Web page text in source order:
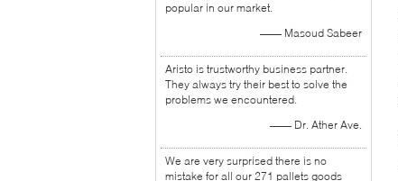
popular in our market.
—— Masoud Sabeer
Aristo is trustworthy business partner.
They always try their best to solve the
problems we encountered.
—— Dr. Ather Ave.
We are very surprised there is no
mistake for all our 271 pallets goods